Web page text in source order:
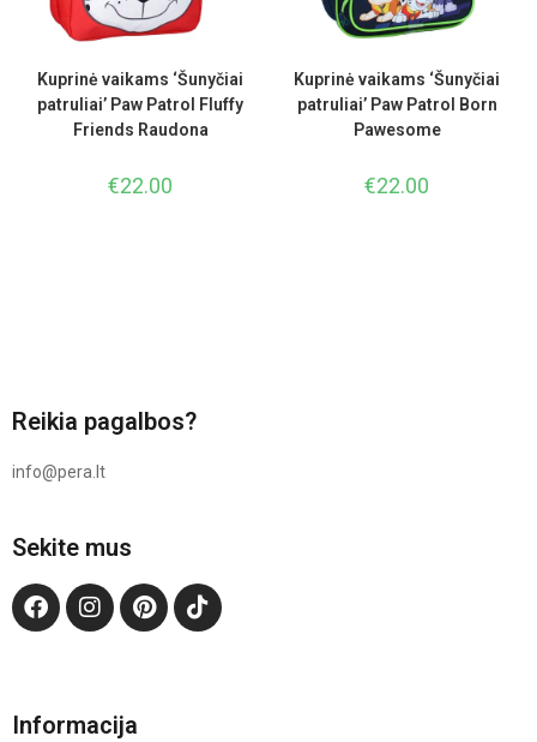
Kuprinė vaikams ‘Šunyčiai
patruliai’ Paw Patrol Fluffy
Friends Raudona
€22.00
Kuprinė vaikams ‘Šunyčiai
patruliai’ Paw Patrol Born
Pawesome
€22.00
Reikia pagalbos?
info@pera.lt
Sekite mus
Informacija